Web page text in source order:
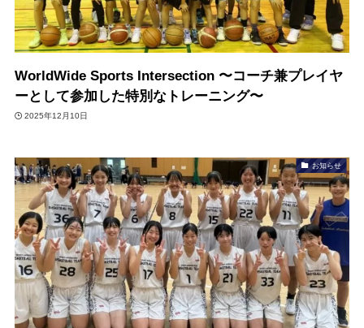
WorldWide Sports Intersection 〜コーチ兼プレイヤ
ーとして参加した特別なトレーニング〜
2025年12月10日
お知らせ